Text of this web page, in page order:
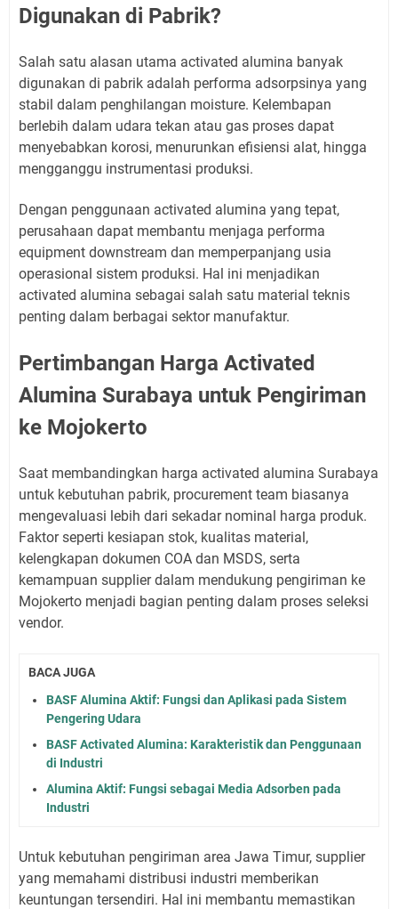
Digunakan di Pabrik?
Salah satu alasan utama activated alumina banyak
digunakan di pabrik adalah performa adsorpsinya yang
stabil dalam penghilangan moisture. Kelembapan
berlebih dalam udara tekan atau gas proses dapat
menyebabkan korosi, menurunkan efisiensi alat, hingga
mengganggu instrumentasi produksi.
Dengan penggunaan activated alumina yang tepat,
perusahaan dapat membantu menjaga performa
equipment downstream dan memperpanjang usia
operasional sistem produksi. Hal ini menjadikan
activated alumina sebagai salah satu material teknis
penting dalam berbagai sektor manufaktur.
Pertimbangan Harga Activated
Alumina Surabaya untuk Pengiriman
ke Mojokerto
Saat membandingkan harga activated alumina Surabaya
untuk kebutuhan pabrik, procurement team biasanya
mengevaluasi lebih dari sekadar nominal harga produk.
Faktor seperti kesiapan stok, kualitas material,
kelengkapan dokumen COA dan MSDS, serta
kemampuan supplier dalam mendukung pengiriman ke
Mojokerto menjadi bagian penting dalam proses seleksi
vendor.
BACA JUGA
BASF Alumina Aktif: Fungsi dan Aplikasi pada Sistem
Pengering Udara
BASF Activated Alumina: Karakteristik dan Penggunaan
di Industri
Alumina Aktif: Fungsi sebagai Media Adsorben pada
Industri
Untuk kebutuhan pengiriman area Jawa Timur, supplier
yang memahami distribusi industri memberikan
keuntungan tersendiri. Hal ini membantu memastikan